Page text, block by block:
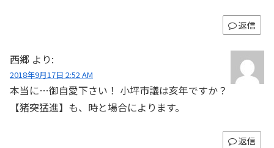
返信
西郷 より:
2018年9月17日 2:52 AM
本当に…御自愛下さい！ 小坪市議は亥年ですか？
【猪突猛進】も、時と場合によります。
返信